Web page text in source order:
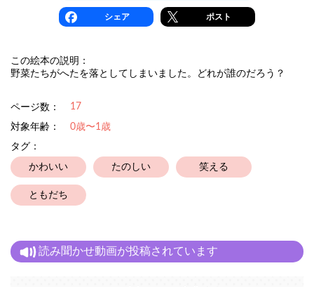
シェア ポスト
この絵本の説明：
野菜たちがへたを落としてしまいました。どれが誰のだろう？
ページ数： 17
対象年齢：
0歳〜1歳
タグ：
かわいい たのしい 笑える
ともだち
読み聞かせ動画が投稿されています